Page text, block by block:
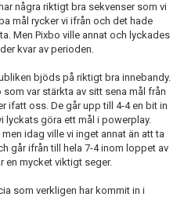
några riktigt bra sekvenser som vi
mål rycker vi ifrån och det hade
Men Pixbo ville annat och lyckades
kvar av perioden.
bjöds på riktigt bra innebandy.
var stärkta av sitt sena mål från
ifatt oss. De går upp till 4-4 en bit in
lyckats göra ett mål i powerplay.
idag ville vi inget annat än att ta
går ifrån till hela 7-4 inom loppet av
en mycket viktigt seger.
som verkligen har kommit in i